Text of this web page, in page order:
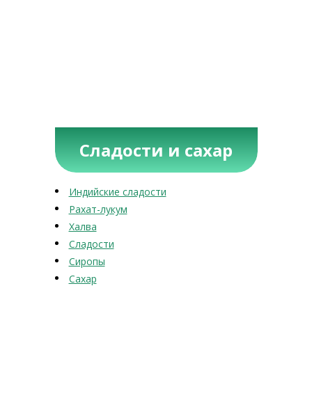
Сладости и сахар
Индийские сладости
Рахат-лукум
Халва
Сладости
Сиропы
Сахар